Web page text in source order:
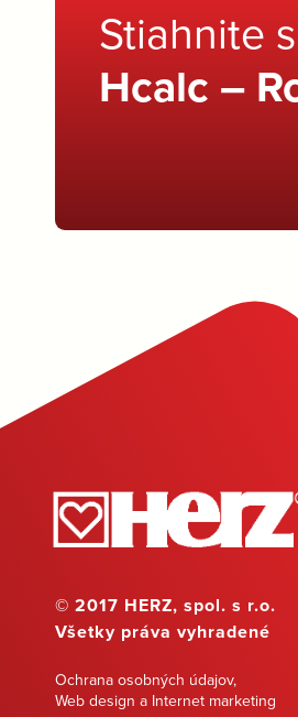
Stiahnite
Hcalc –
© 2017 HERZ, spol. s r.o.
Všetky práva vyhradené
Ochrana osobných údajov,
Web design a Internet marketing